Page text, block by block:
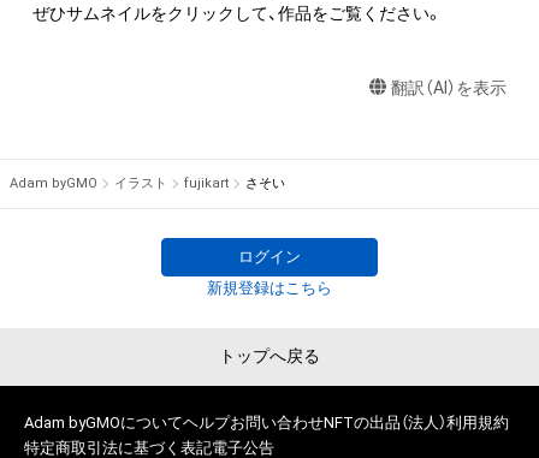
ぜひサムネイルをクリックして、作品をご覧ください。
翻訳（AI）を表示
Adam byGMO イラスト fujikart さそい
ログイン
新規登録はこちら
トップへ戻る
Adam byGMOについてヘルプお問い合わせNFTの出品（法人）利用規約
特定商取引法に基づく表記電子公告